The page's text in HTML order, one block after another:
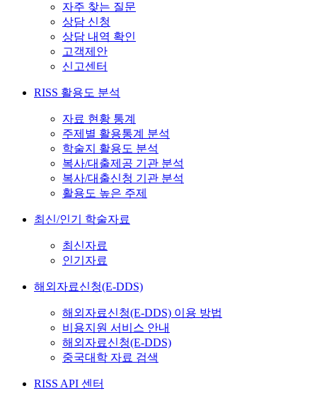
자주 찾는 질문
상담 신청
상담 내역 확인
고객제안
신고센터
RISS 활용도 분석
자료 현황 통계
주제별 활용통계 분석
학술지 활용도 분석
복사/대출제공 기관 분석
복사/대출신청 기관 분석
활용도 높은 주제
최신/인기 학술자료
최신자료
인기자료
해외자료신청(E-DDS)
해외자료신청(E-DDS) 이용 방법
비용지원 서비스 안내
해외자료신청(E-DDS)
중국대학 자료 검색
RISS API 센터